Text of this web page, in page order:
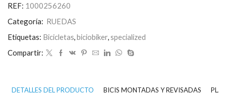
III
cantidad
REF: 1000256260
Categoría: RUEDAS
Etiquetas: Bicicletas biciobiker specialized
Compartir:
DETALLES DEL PRODUCTO BICIS MONTADAS Y REVISADAS